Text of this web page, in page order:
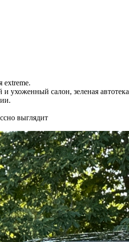
extreme.
ухоженный салон, зеленая автотека
выглядит